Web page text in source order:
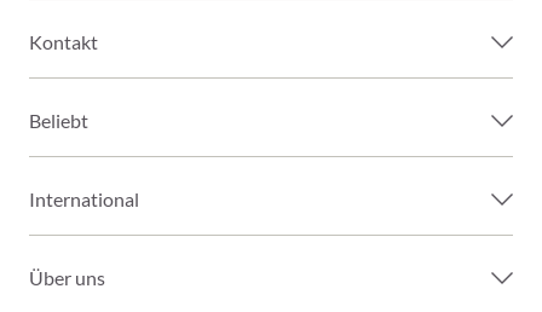
Kontakt
Beliebt
International
Über uns